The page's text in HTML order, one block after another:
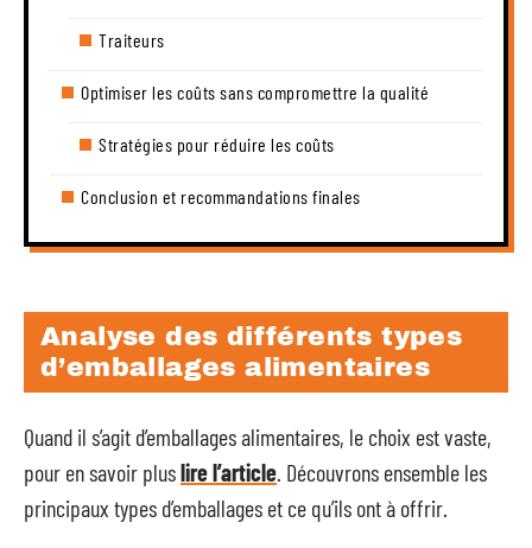
Traiteurs
Optimiser les coûts sans compromettre la qualité
Stratégies pour réduire les coûts
Conclusion et recommandations finales
Analyse des différents types
d’emballages alimentaires
Quand il s’agit d’emballages alimentaires, le choix est vaste,
pour en savoir pluslire l’article. Découvrons ensemble les
principaux types d’emballages et ce qu’ils ont à offrir.